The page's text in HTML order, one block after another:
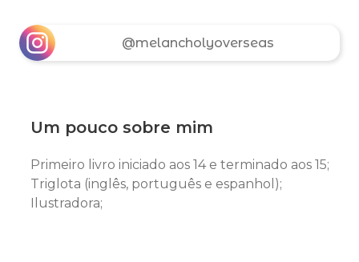
@melancholyoverseas
Um pouco sobre mim
Primeiro livro iniciado aos 14 e terminado aos 15;
Triglota (inglês, português e espanhol);
Ilustradora;